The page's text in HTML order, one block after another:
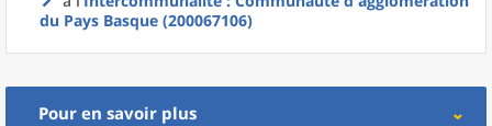
du Pays Basque (200067106)
Pour en savoir plus